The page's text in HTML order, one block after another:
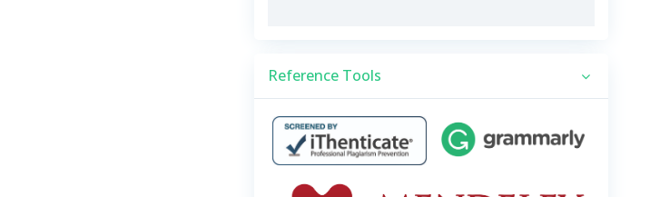
Reference Tools